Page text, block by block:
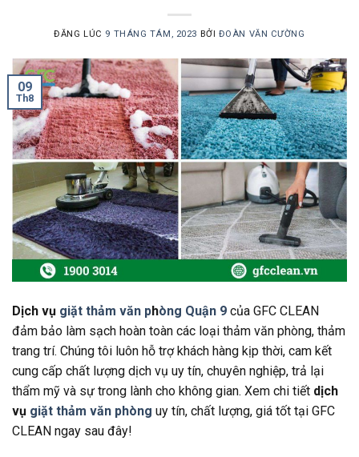
ĐĂNG LÚC 9 THÁNG TÁM, 2023 BỞI ĐOÀN VĂN CƯỜNG
09
Th8
Dịch vụ giặt thảm văn phòng Quận 9 của GFC CLEAN
đảm bảo làm sạch hoàn toàn các loại thảm văn phòng, thảm
trang trí. Chúng tôi luôn hỗ trợ khách hàng kịp thời, cam kết
cung cấp chất lượng dịch vụ uy tín, chuyên nghiệp, trả lại
thẩm mỹ và sự trong lành cho không gian. Xem chi tiết dịch
vụ giặt thảm văn phòng uy tín, chất lượng, giá tốt tại GFC
CLEAN ngay sau đây!